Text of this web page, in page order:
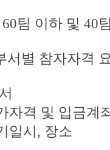
60팀 이하 및 40
서별 참자자격
자격 및 입금계
일시, 장소